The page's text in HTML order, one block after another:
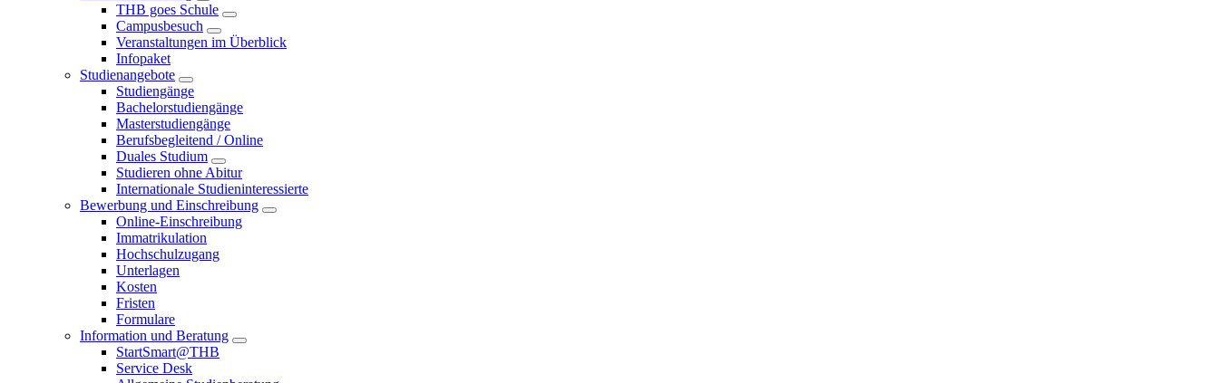
THB goes Schule
Campusbesuch
Veranstaltungen im Überblick
Infopaket
Studienangebote
Studiengänge
Bachelorstudiengänge
Masterstudiengänge
Berufsbegleitend / Online
Duales Studium
Studieren ohne Abitur
Internationale Studieninteressierte
Bewerbung und Einschreibung
Online-Einschreibung
Immatrikulation
Hochschulzugang
Unterlagen
Kosten
Fristen
Formulare
Information und Beratung
StartSmart@THB
Service Desk